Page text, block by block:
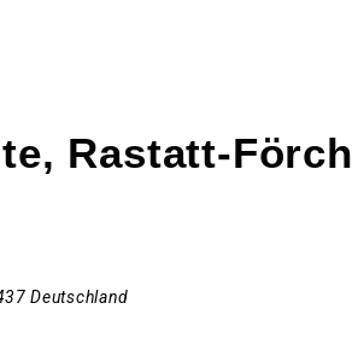
Rastatt-Förch
Deutschland